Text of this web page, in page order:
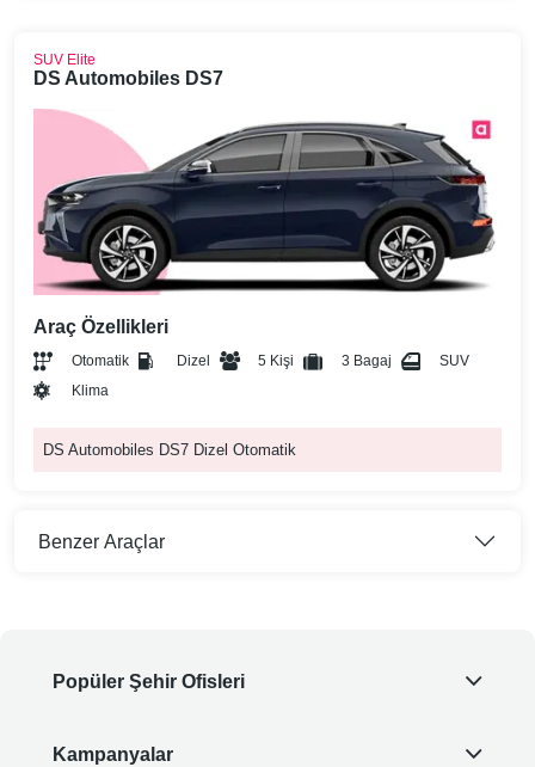
SUV Elite
DS Automobiles DS7
Araç Özellikleri
Otomatik Dizel 5 Kişi 3 Bagaj
SUV
Klima
DS Automobiles DS7 Dizel Otomatik
Benzer Araçlar
Popüler Şehir Ofisleri
Kampanyalar